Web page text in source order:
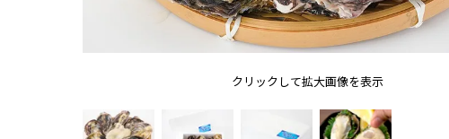
クリックして拡大画像を表示